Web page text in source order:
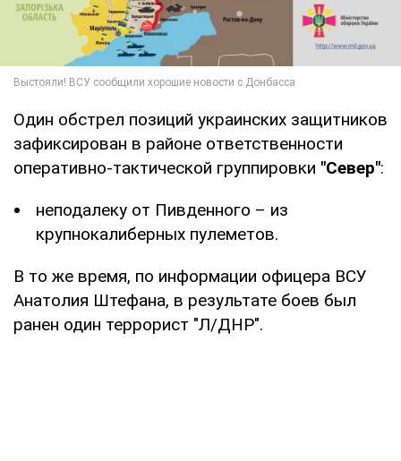
Один обстрел позиций украинских защитников
зафиксирован в районе ответственности
оперативно-тактической группировки "Север":
неподалеку от Пивденного – из
крупнокалиберных пулеметов.
В то же время, по информации офицера ВСУ
Анатолия Штефана, в результате боев был
ранен один террорист "Л/ДНР".